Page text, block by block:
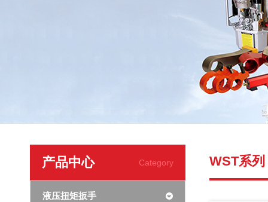
产品中心 Category
液压扭矩扳手
WST系列